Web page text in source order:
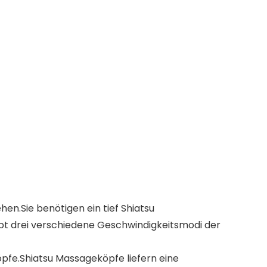
benötigen ein tief Shiatsu
drei verschiedene Geschwindigkeitsmodi der
Massageköpfe liefern eine